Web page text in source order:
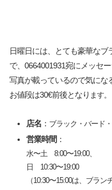
日曜日には、とても豪華なブ
で、0664001931宛にメッセ
写真が載っているので気にな
お値段は30€前後となり ます。
店名： ブラック・バード
営業時間 ：
水〜土 8:00〜19:00、
日 10:30〜19:00
（10:30〜15:00は、ブラン